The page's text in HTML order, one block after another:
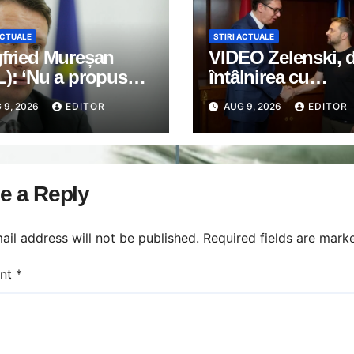
Mureșan
‘Nu a propus
măsură pentru
crizei
Tot ce
la PSD este
alături de
9, 2026 EDITOR
STIRI ACTUALE
VIDEO Zelenski,
întâlnirea cu
Aleksandar Vučić
Belgrad: „Înțeleg
scepticismul față
UE, dar Ucraina
AUG 9, 2026 EDITOR
a Reply
address will not be published. Required fields are
*